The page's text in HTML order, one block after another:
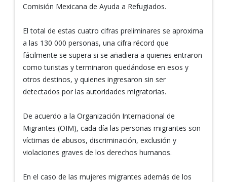
Comisión Mexicana de Ayuda a Refugiados.
El total de estas cuatro cifras preliminares se aproxima
a las 130 000 personas, una cifra récord que
fácilmente se supera si se añadiera a quienes entraron
como turistas y terminaron quedándose en esos y
otros destinos, y quienes ingresaron sin ser
detectados por las autoridades migratorias.
De acuerdo a la Organización Internacional de
Migrantes (OIM), cada día las personas migrantes son
víctimas de abusos, discriminación, exclusión y
violaciones graves de los derechos humanos.
En el caso de las mujeres migrantes además de los